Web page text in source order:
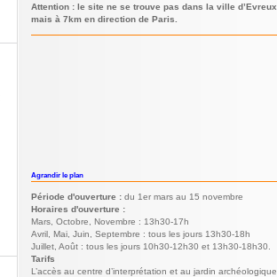
Attention : le site ne se trouve pas dans la ville d’Evreux,
mais à 7km en direction de Paris.
Agrandir le plan
Période d'ouverture : du 1er mars au 15 novembre
Horaires d'ouverture :
Mars, Octobre, Novembre : 13h30-17h
Avril, Mai, Juin, Septembre : tous les jours 13h30-18h
Juillet, Août : tous les jours 10h30-12h30 et 13h30-18h30.
Tarifs
L’accès au centre d’interprétation et au jardin archéologique